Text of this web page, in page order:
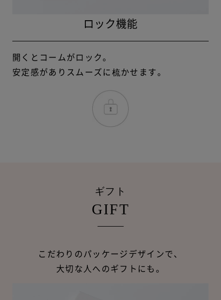
ロック機能
開くとコームがロック。
安定感がありスムーズに梳かせます。
ギフト
GIFT
こだわりのパッケージデザインで、
大切な人へのギフトにも。